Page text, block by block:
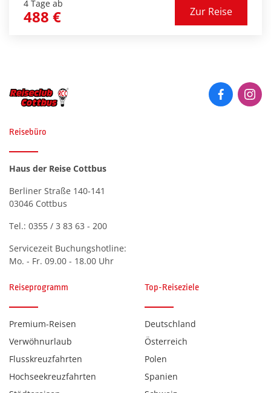
4 Tage ab
488 € Zur Reise
Reisebüro
Haus der Reise Cottbus
Berliner Straße 140-141
03046 Cottbus
Tel.: 0355 / 3 83 63 - 200
Servicezeit Buchungshotline:
Mo. - Fr. 09.00 - 18.00 Uhr
Reiseprogramm
Premium-Reisen
Verwöhnurlaub
Flusskreuzfahrten
Hochseekreuzfahrten
Top-Reiseziele
Deutschland
Österreich
Polen
Spanien